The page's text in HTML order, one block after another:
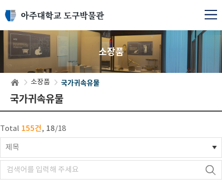
소장품
소장품 국가귀속유물
국가귀속유물
Total 155건, 18/18
제목